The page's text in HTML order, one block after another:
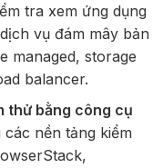
tra xem ứng dụng
vụ đám mây bản
managed, storage
balancer.
thử bằng công cụ
nền tảng kiểm